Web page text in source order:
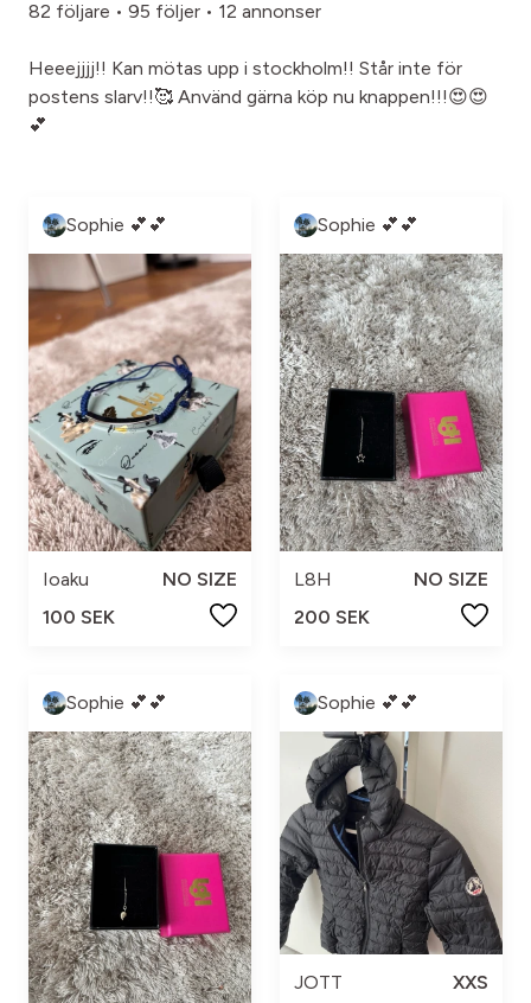
82 följare • 95 följer • 12 annonser
Heeejjjj!! Kan mötas upp i stockholm!! Står inte för
postens slarv!!🥰 Använd gärna köp nu knappen!!!😍😍
💕
Sophie 💕💕
Ioaku
NO SIZE
100 SEK
Sophie 💕💕
L8H
NO SIZE
200 SEK
Sophie 💕💕 Sophie 💕💕
JOTT
XXS